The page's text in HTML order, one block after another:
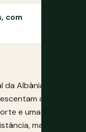
com
Albânia
a segunda
e uma Riviera
mas querer